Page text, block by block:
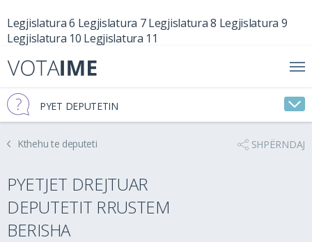
Legjislatura 6 Legjislatura 7 Legjislatura 8 Legjislatura 9
Legjislatura 10 Legjislatura 11
PYET DEPUTETIN
Kthehu te deputeti SHPËRNDAJ
PYETJET DREJTUAR
DEPUTETIT RRUSTEM
BERISHA